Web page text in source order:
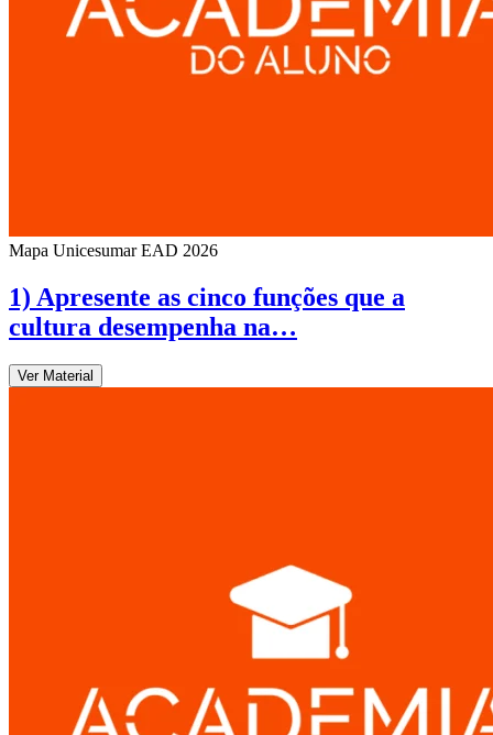
Mapa Unicesumar EAD 2026
1) Apresente as cinco funções que a
cultura desempenha na…
Ver Material